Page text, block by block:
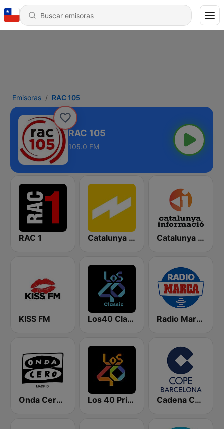
Emisoras RAC 105
RAC 105
105.0 FM
RAC 1 Catalunya Ràdio Catalunya Informació
KISS FM Los40 Classic Radio Marca Nacional
Onda Cero Madrid Los 40 Principales Cadena COPE Barcelona FM